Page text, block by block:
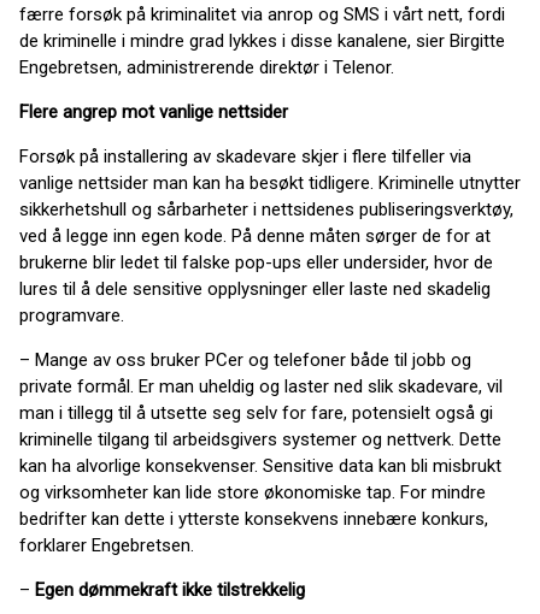
færre forsøk på kriminalitet via anrop og SMS i vårt nett, fordi
de kriminelle i mindre grad lykkes i disse kanalene, sier Birgitte
Engebretsen, administrerende direktør i Telenor.
Flere angrep mot vanlige nettsider
Forsøk på installering av skadevare skjer i flere tilfeller via
vanlige nettsider man kan ha besøkt tidligere. Kriminelle utnytter
sikkerhetshull og sårbarheter i nettsidenes publiseringsverktøy,
ved å legge inn egen kode. På denne måten sørger de for at
brukerne blir ledet til falske pop-ups eller undersider, hvor de
lures til å dele sensitive opplysninger eller laste ned skadelig
programvare.
– Mange av oss bruker PCer og telefoner både til jobb og
private formål. Er man uheldig og laster ned slik skadevare, vil
man i tillegg til å utsette seg selv for fare, potensielt også gi
kriminelle tilgang til arbeidsgivers systemer og nettverk. Dette
kan ha alvorlige konsekvenser. Sensitive data kan bli misbrukt
og virksomheter kan lide store økonomiske tap. For mindre
bedrifter kan dette i ytterste konsekvens innebære konkurs,
forklarer Engebretsen.
– Egen dømmekraft ikke tilstrekkelig